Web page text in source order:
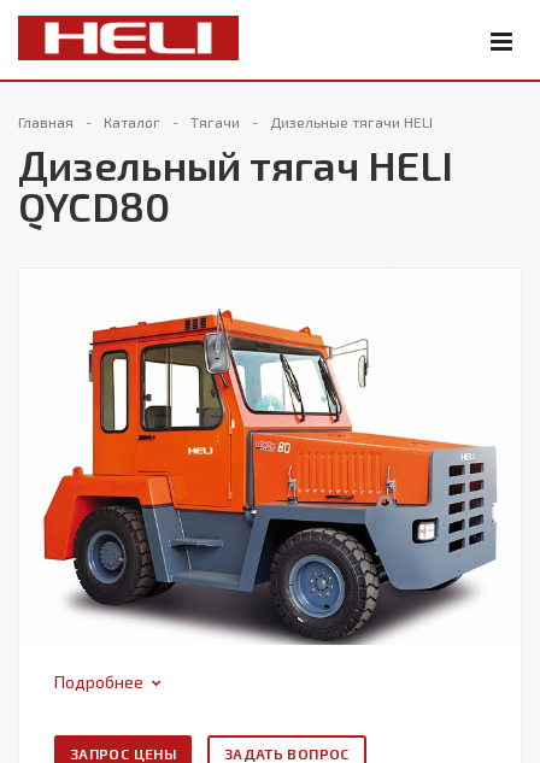
Главная Каталог Тягачи Дизельные тягачи HELI
Дизельный тягач HELI
QYCD80
Подробнее
ЗАПРОС ЦЕНЫ ЗАДАТЬ ВОПРОС